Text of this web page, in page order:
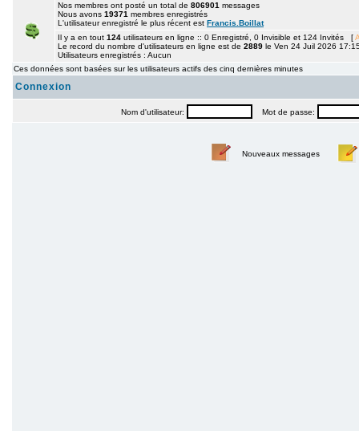
Nos membres ont posté un total de 806901 messages
Nous avons 19371 membres enregistrés
L'utilisateur enregistré le plus récent est Francis.Boillat
Il y a en tout 124 utilisateurs en ligne :: 0 Enregistré, 0 Invisible et 124 Invités [
Le record du nombre d'utilisateurs en ligne est de 2889 le Ven 24 Juil 2026
Utilisateurs enregistrés : Aucun
Ces données sont basées sur les utilisateurs actifs des cinq dernières minutes
Connexion
Nom d'utilisateur: Mot de passe:
Nouveaux messages